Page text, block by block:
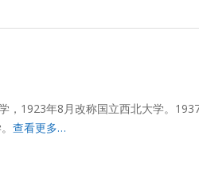
1923年8月改称国立西北大学。
查看更多…